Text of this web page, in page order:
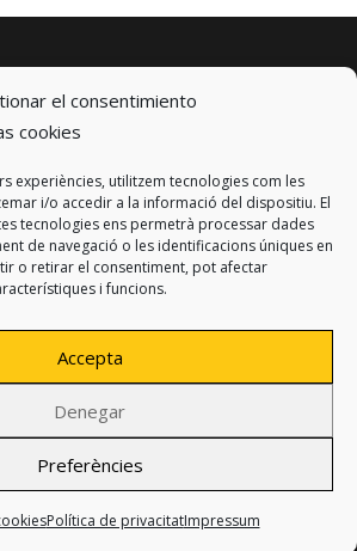
el consentimiento
cookies
experiències, utilitzem tecnologies com les
i/o accedir a la informació del dispositiu. El
tecnologies ens permetrà processar dades
de navegació o les identificacions úniques en
o retirar el consentiment, pot afectar
i funcions.
Accepta
Denegar
Preferències
Política de privacitatImpressum
© 2023 km0 Energy
Carrer Baldrich 222-226
Terrassa, Barcelona
info@km0.energy
Política de privacitat
Avís legal
Política de cookies
Produccions Planetàries